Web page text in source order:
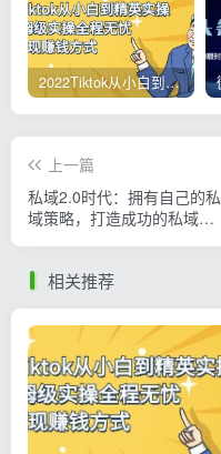
2022Tiktok从小白到精英实操，0-1保姆级实操全程无忧，多种变现赚钱方式
上一篇
私域2.0时代：拥有自己的私
域策略，打造成功的私域操
相关推荐